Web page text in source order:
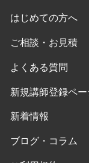
はじめての方へ
ご相談・お見積
よくある質問
新規講師登録ペ
新着情報
ブログ・コラム